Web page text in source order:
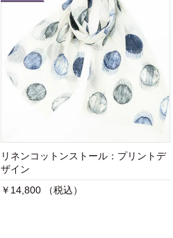
リネンコットンストール：プリントデ
ザイン
￥14,800 （税込）